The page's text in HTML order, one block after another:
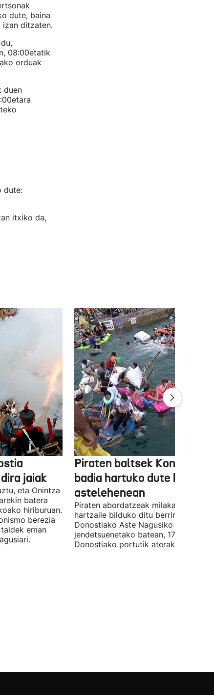
dute, baina
ditzaten.
08:00etatik
orduak
duen
dute:
itxiko da,
jaiak
eta Onintza
batera
hiriburuan.
berezia
eman
Piraten baltsek Kontxako
badia hartuko dute berriro
astelehenean
Piraten abordatzeak milaka parte-
hartzaile bilduko ditu berriro
Donostiako Aste Nagusiko hitzordu
jendetsuenetako batean, 17:00etan,
Donostiako portutik aterako baitira.